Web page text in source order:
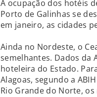
A ocupação dos hotéis
Porto de Galinhas se
em janeiro, as cidades
Ainda no Nordeste, o
semelhantes. Dados da
hoteleira do Estado.
Alagoas, segundo a
Rio Grande do Norte,